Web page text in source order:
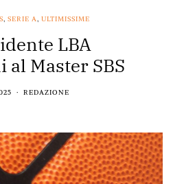
, SERIE A, ULTIMISSIME
LBA
Master SBS
REDAZIONE